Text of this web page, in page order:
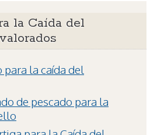
la Caída del
para la caída del
de pescado para la